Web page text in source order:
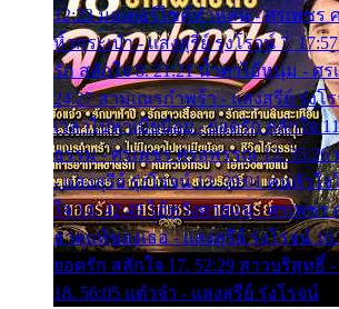
12:23 มอเตอร์ไซค์ทำหล่น - ศรเพชร
หิ้วกระเป๋า - แสงสุรีย์ รุ่งโรจน์ 7.
รัก สลักใจ 8. 21:21 น้ำตาไอ้หนุ่ม - ศ
24:27 สามเณรกำพร้า - แสงสุรีย์ รุ่งโ
เวลาไปหาเมียน้อย - ยอดรัก สลักใจ
ธรรม - ศรเพชร ศรสุพรรณ 12.
- แสงสุรีย์ รุ่งโรจน์ 13. 39:01 คนหัวใ
ใจ 14. 42:49 ไอ้หวังตายแน่ - ศรเพชร
ธาตุแท้ของเธอ - แสงสุรีย์ รุ่งโรจน์
ยอดรัก สลักใจ 17. 52:29 สาวบริสุทธิ์
18. 56:05 แต๋วจ๋า - แสงสุรีย์ รุ่งโรจน์